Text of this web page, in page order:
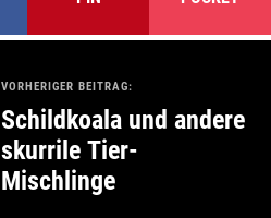
VORHERIGER BEITRAG:
Schildkoala und andere
skurrile Tier-
Mischlinge